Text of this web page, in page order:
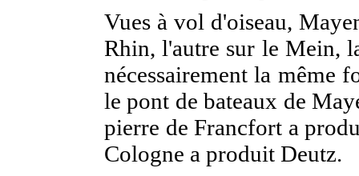
Vues à vol d'oiseau,
Rhin, l'autre sur le Mein,
nécessairement la même
le pont de bateaux de
pierre de Francfort a
Cologne a produit Deutz.